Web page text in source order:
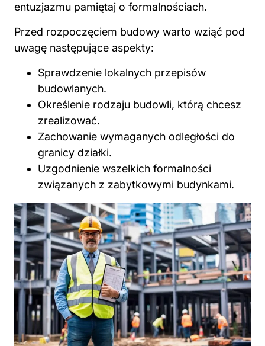
entuzjazmu pamiętaj o formalnościach.
Przed rozpoczęciem budowy warto wziąć pod
uwagę następujące aspekty:
Sprawdzenie lokalnych przepisów
budowlanych.
Określenie rodzaju budowli, którą chcesz
zrealizować.
Zachowanie wymaganych odległości do
granicy działki.
Uzgodnienie wszelkich formalności
związanych z zabytkowymi budynkami.